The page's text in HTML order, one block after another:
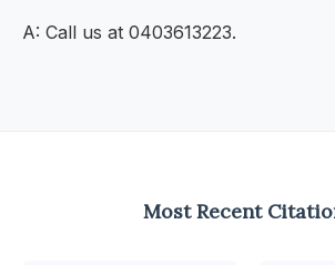
A: Call us at 0403613223.
Most Recent